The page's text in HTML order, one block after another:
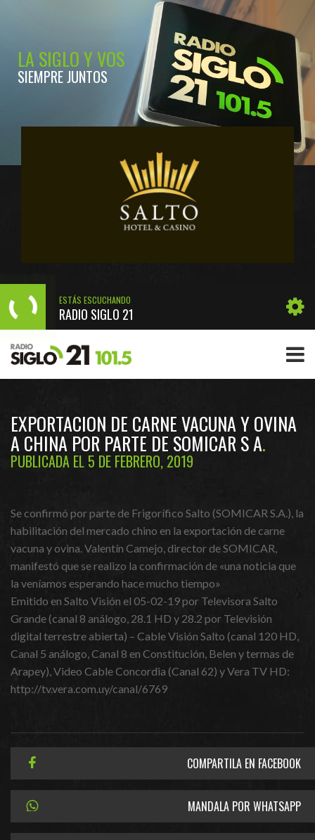
LA SIGLO Y VOS
SIEMPRE JUNTOS
ESTÁS ESCUCHANDO
RADIO SIGLO 21
EXPORTACION DE CARNE VACUNA Y OVINA
A CHINA POR PARTE DE SOMICAR S A
PUBLICADA EL 5 DE FEBRERO, 2019
Se confirmó por parte de Frigorífico Salto (SOMICAR S.A.), la
habilitación del mercado chino en la exportación de carne
vacuna y ovina. Valentín Camejo, director de SOMICAR,
manifestó que se realizo la confirmación de «una noticia que
la veníamos esperando hace mucho tiempo»
Emitido en Salto Visión el 05-02-19 por Televisora Salto
Grande (canal 8 análogo, 28.1 HD y 28.2 por Televisión
digital terrestre abierta) – Cable Visión Salto (canal 120 HD,
Canal 5 análogo, Canal 8 en Constitución, Belen y termas de
Arapey), Video Cable Concordia (Canal 62) y Vera TV HD:
http://tv.vera.com.uy/canal/6769
COMPARTILA EN FACEBOOK
MANDALA POR WHATSAPP